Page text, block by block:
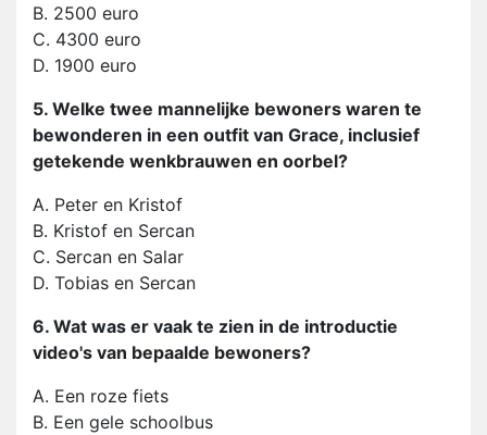
B. 2500 euro
C. 4300 euro
D. 1900 euro
5. Welke twee mannelijke bewoners waren te
bewonderen in een outfit van Grace, inclusief
getekende wenkbrauwen en oorbel?
A. Peter en Kristof
B. Kristof en Sercan
C. Sercan en Salar
D. Tobias en Sercan
6. Wat was er vaak te zien in de introductie
video's van bepaalde bewoners?
A. Een roze fiets
B. Een gele schoolbus